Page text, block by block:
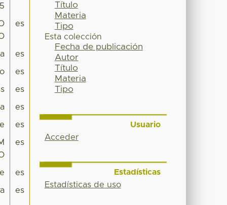
es
es
es
es
es
es
es
es
es
Título
Materia
Tipo
Esta colección
Fecha de publicación
Autor
Título
Materia
Tipo
Usuario
Acceder
Estadísticas
Estadísticas de uso